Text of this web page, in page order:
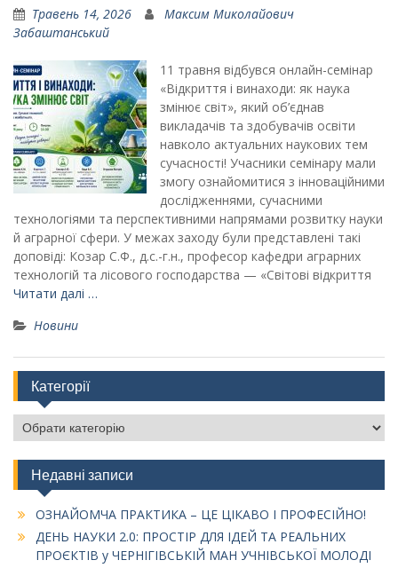
Травень 14, 2026
Максим Миколайович
Забаштанський
11 травня відбувся онлайн-семінар
«Відкриття і винаходи: як наука
змінює світ», який об’єднав
викладачів та здобувачів освіти
навколо актуальних наукових тем
сучасності! Учасники семінару мали
змогу ознайомитися з інноваційними
дослідженнями, сучасними
технологіями та перспективними напрямами розвитку науки
й аграрної сфери. У межах заходу були представлені такі
доповіді: Козар С.Ф., д.с.-г.н., професор кафедри аграрних
технологій та лісового господарства — «Світові відкриття
Читати далі …
Новини
Категорії
Категорії
Недавні записи
ОЗНАЙОМЧА ПРАКТИКА – ЦЕ ЦІКАВО І ПРОФЕСІЙНО!
ДЕНЬ НАУКИ 2.0: ПРОСТІР ДЛЯ ІДЕЙ ТА РЕАЛЬНИХ
ПРОЄКТІВ у ЧЕРНІГІВСЬКІЙ МАН УЧНІВСЬКОЇ МОЛОДІ